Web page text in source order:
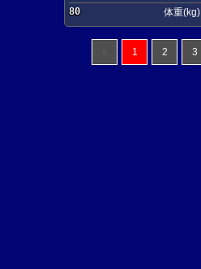
80
体重(kg)
1 2 3